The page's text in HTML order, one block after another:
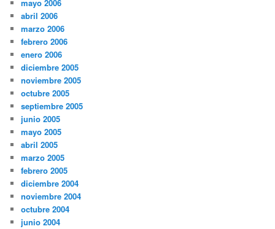
mayo 2006
abril 2006
marzo 2006
febrero 2006
enero 2006
diciembre 2005
noviembre 2005
octubre 2005
septiembre 2005
junio 2005
mayo 2005
abril 2005
marzo 2005
febrero 2005
diciembre 2004
noviembre 2004
octubre 2004
junio 2004